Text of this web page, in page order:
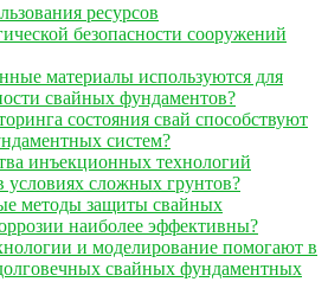
ресурсов
безопасности сооружений
материалы используются для
свайных фундаментов?
состояния свай способствуют
систем?
инъекционных технологий
условиях сложных грунтов?
методы защиты свайных
наиболее эффективны?
и моделирование помогают в
свайных фундаментных